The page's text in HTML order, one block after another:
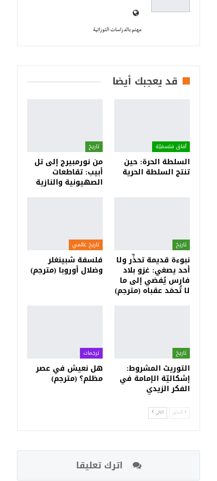
مهتم بالدراسات التوراتية
قد يعجبك أيضا
آفاق فلسفيّة‎
السلطة الحرة: حين
تنتج السلطة الحرية
تاريخ
من نورمبيرج إلى تل
أبيب: تقاطعات
الصهيونية والنازية
تاريخ
نبوءة قديمة تحذِّر ولا
أحد يصغي: غزو بلاد
فارس يُفضي إلى ما
لا تُحمَد عقباه (مترجم)
تاريخ عالمي
فلسفة شبينغلر
وضلال أوروبا (مترجم)
تاريخ
التوريث المشروط:
إشكاليّة الإمامة في
الفكر الزيدي
ترجمات
هل نعيش في عصر
مظلم؟ (مترجم)
السابق التالي
اترك تعليقا